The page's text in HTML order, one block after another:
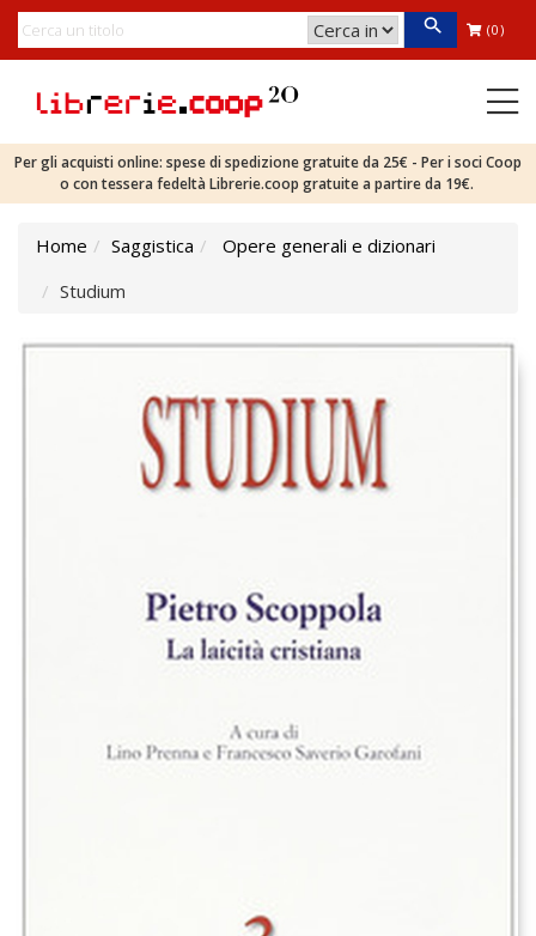
(0)
Per gli acquisti online: spese di spedizione gratuite da 25€ - Per i soci Coop
o con tessera fedeltà Librerie.coop gratuite a partire da 19€.
Home Saggistica
Opere generali e dizionari
Studium